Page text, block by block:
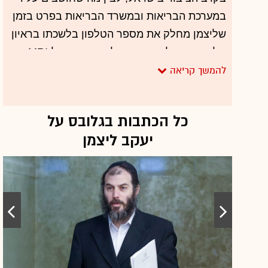
להגיש לרשות טיוטת תשקיף לקראת רישום
פעילות הקרן בבורסה, אולם עד כה לא נרשמה
במערכת הבריאות ובמשרד הבריאות בפרט בזמן
שליצמן מחלק את מספר הטלפון בלשכתו בראיון
הוא בולם מאחורי הקלעים תכניות לריסון
ליצמן בקדנציה השנייה זה לא ליצמן מהקדנציה
הראשונה של 2009-2013. הוא הגיע אל הסיבוב
השני עם ביטחון גבוה, יש האומרים גבוה מדי. זה
מתבטא לא רק בהתנהלות כוחנית מול אנשי
משרדו, אלא גם בעובדה שהוא מרשה לעצמו
לפעול יותר למען המגזר ששלח אותו לכנסת.
עיתונאי חרדי אמר לנו בעניין: "ליצמן בפירוש
כל הכתבות בגלובס על
יעקב ליצמן